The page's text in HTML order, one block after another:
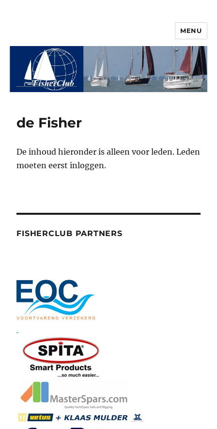
© 2026 Vereniging FisherClub
MENU
de Fisher
De inhoud hieronder is alleen voor leden. Leden
moeten eerst inloggen.
FISHERCLUB PARTNERS